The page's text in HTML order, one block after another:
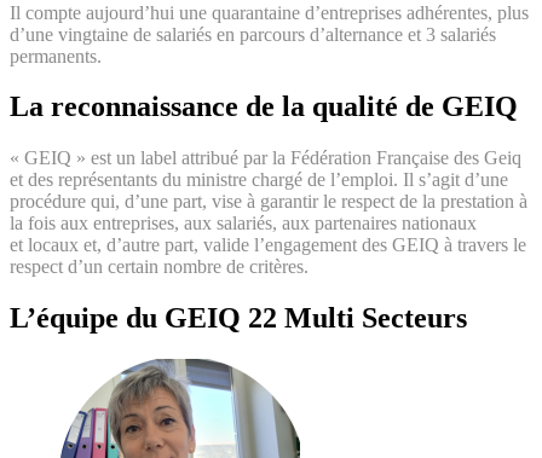
Il compte aujourd’hui une quarantaine d’entreprises adhérentes, plus
d’une vingtaine de salariés en parcours d’alternance et 3 salariés
permanents.
La reconnaissance de la qualité de GEIQ
« GEIQ » est un label attribué par la Fédération Française des Geiq
et des représentants du ministre chargé de l’emploi. Il s’agit d’une
procédure qui, d’une part, vise à garantir le respect de la prestation à
la fois aux entreprises, aux salariés, aux partenaires nationaux
et locaux et, d’autre part, valide l’engagement des GEIQ à travers le
respect d’un certain nombre de critères.
L’équipe du GEIQ 22 Multi Secteurs